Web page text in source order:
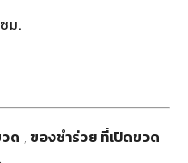
ม.
ด ,ของชําร่วย ที่เปิดขวด